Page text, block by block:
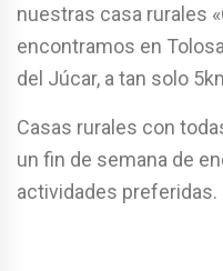
nuestras casa rurales
encontramos en
del Júcar, a tan solo
Casas rurales con
un fin de semana de
actividades preferidas.